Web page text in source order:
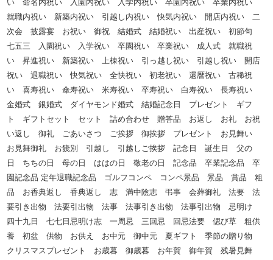
い 命名内祝い 入園内祝い 入学内祝い 卒園内祝い 卒業内祝い
就職内祝い 新築内祝い 引越し内祝い 快気内祝い 開店内祝い 二
次会 披露宴 お祝い 御祝 結婚式 結婚祝い 出産祝い 初節句
七五三 入園祝い 入学祝い 卒園祝い 卒業祝い 成人式 就職祝
い 昇進祝い 新築祝い 上棟祝い 引っ越し祝い 引越し祝い 開店
祝い 退職祝い 快気祝い 全快祝い 初老祝い 還暦祝い 古稀祝
い 喜寿祝い 傘寿祝い 米寿祝い 卒寿祝い 白寿祝い 長寿祝い
金婚式 銀婚式 ダイヤモンド婚式 結婚記念日 プレゼント ギフ
ト ギフトセット セット 詰め合わせ 贈答品 お返し お礼 お祝
い返し 御礼 ごあいさつ ご挨拶 御挨拶 プレゼント お見舞い
お見舞御礼 お餞別 引越し 引越しご挨拶 記念日 誕生日 父の
日 ちちの日 母の日 ははの日 敬老の日 記念品 卒業記念品 卒
園記念品 定年退職記念品 ゴルフコンペ コンペ景品 景品 賞品 粗
品 お香典返し 香典返し 志 満中陰志 弔事 会葬御礼 法要 法
要引き出物 法要引出物 法事 法事引き出物 法事引出物 忌明け
四十九日 七七日忌明け志 一周忌 三回忌 回忌法要 偲び草 粗供
養 初盆 供物 お供え お中元 御中元 夏ギフト 季節の贈り物
クリスマスプレゼント お歳暮 御歳暮 お年賀 御年賀 残暑見舞